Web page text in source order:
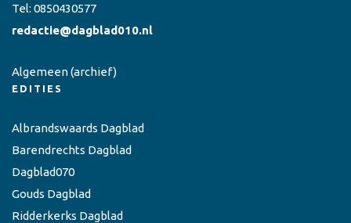
Tel: 0850430577
redactie@dagblad010.nl
Algemeen(archief)
EDITIES
Albrandswaards Dagblad
Barendrechts Dagblad
Dagblad070
Gouds Dagblad
Ridderkerks Dagblad